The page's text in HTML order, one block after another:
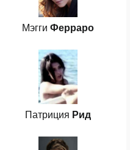
Мэгги Ферраро
Патриция Рид